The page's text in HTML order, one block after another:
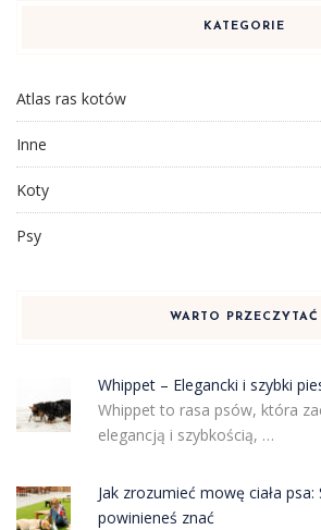
KATEGORIE
Atlas ras kotów
Inne
Koty
Psy
WARTO PRZECZYTAĆ
Whippet – Elegancki i szybki
Whippet to rasa psów, która
elegancją i szybkością, …
Jak zrozumieć mowę ciała psa:
powinieneś znać